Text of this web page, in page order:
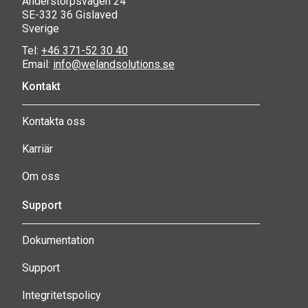
SE-332 36 Gislaved
Sverige
Tel: +46 371-52 30 40
Email: info@welandsolutions.se
Kontakt
Kontakta oss
Karriär
Om oss
Support
Dokumentation
Support
Integritetspolicy